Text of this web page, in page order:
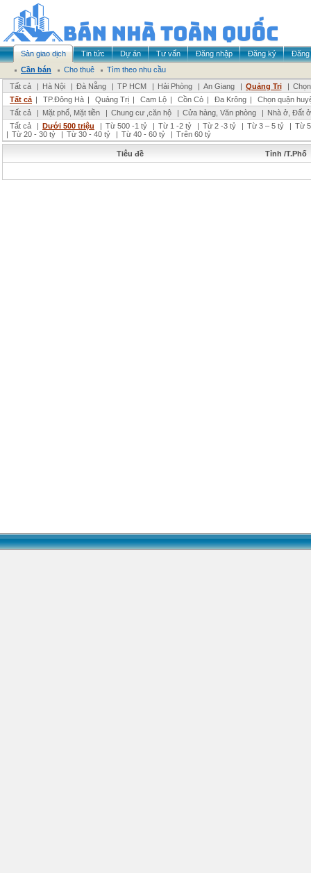
Sàn giao dịch Tin tức Dự án Tư vấn Đăng nhập Đăng ký
Đăng
Cần bán
Cho thuê
Tìm theo nhu cầu
Tất cả
| Hà Nội | Đà Nẵng | TP HCM | Hải Phòng | An Giang | Quảng Trị |
Tất cả | TP.Đông Hà | Quảng Trị | Cam Lộ | Cồn Cỏ | Đa Krông |
Chọn quận
Tất cả
| Mặt phố, Mặt tiền | Chung cư ,căn hộ | Cửa hàng, Văn phòng | Nhà ở, Đất ở
Tất cả
| Dưới 500 triệu | Từ 500 -1 tỷ | Từ 1 -2 tỷ | Từ 2 -3 tỷ | Từ 3 – 5 tỷ | Từ
| Từ 20 - 30 tỷ | Từ 30 - 40 tỷ | Từ 40 - 60 tỷ | Trên 60 tỷ
Tiêu đề Tỉnh /T.Phố